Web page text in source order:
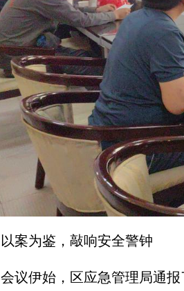
以案为鉴，敲响安全警钟
会议伊始，区应急管理局通